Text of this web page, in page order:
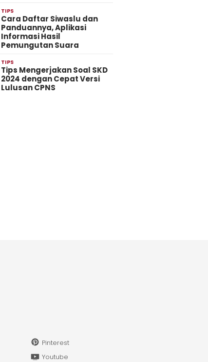
TIPS
Cara Daftar Siwaslu dan
Panduannya, Aplikasi
Informasi Hasil
Pemungutan Suara
TIPS
Tips Mengerjakan Soal SKD
2024 dengan Cepat Versi
Lulusan CPNS
Pinterest
Youtube